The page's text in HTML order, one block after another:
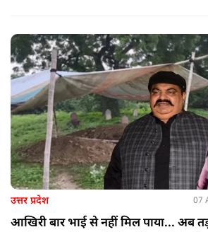
जनाधिकार महासभा के आह्वान पर आयोजित किया
उत्तर प्रदेश 07
आखिरी बार भाई से नहीं मिल पाया... अब